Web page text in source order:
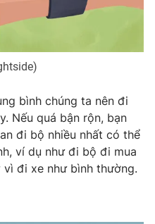
bình chúng ta nên đi
Nếu quá bận rộn, bạn
đi bộ nhiều nhất có thể
ví dụ như đi bộ đi mua
đi xe như bình thường.